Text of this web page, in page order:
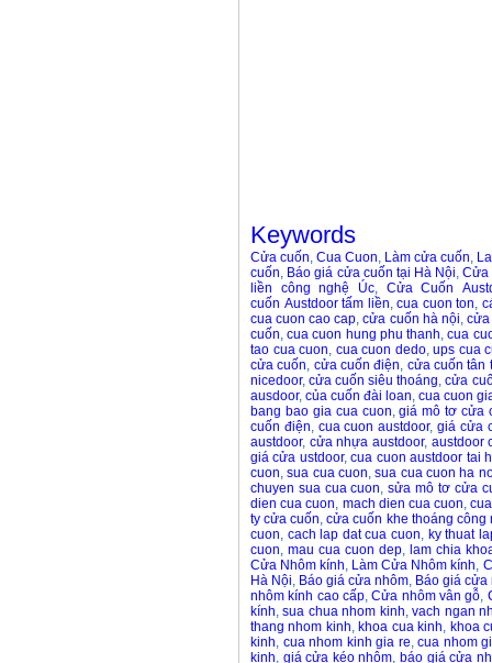
Keywords
Cửa cuốn,Cua Cuon, Làm cửa cuốn,
cuốn, Báo giá cửa cuốn tại Hà Nội,Cửa
liền công nghệ Úc, Cửa Cuốn
cuốn Austdoor tấm liền,cua cuon ton,
cua cuon cao cap,cửa cuốn hà nội, cửa
cuốn,cua cuon hung phu thanh,cua
tao cua cuon, cua cuon dedo,ups cua
cửa cuốn, cửa cuốn điện, cửa cuốn tân
nicedoor,cửa cuốn siêu thoáng,cửa
ausdoor,của cuốn đài loan,cua cuon
bang bao gia cua cuon,giá mô tơ cửa
cuốn điện, cua cuon austdoor,giá cửa
austdoor, cửa nhựa austdoor, austdoor
giá cửa ustdoor,cua cuon austdoor tai
cuon,sua cua cuon,sua cua cuon ha
chuyen sua cua cuon,sửa mô tơ cửa
dien cua cuon, mach dien cua cuon,
ty cửa cuốn,cửa cuốn khe thoáng công
cuon, cach lap dat cua cuon, ky thuat
cuon, mau cua cuon dep, lam chia
Cửa Nhôm kính, Làm Cửa Nhôm kính,
Hà Nội, Báo giá cửa nhôm, Báo giá cửa
nhôm kính cao cấp,Cửa nhôm vân gỗ,
kính,sua chua nhom kinh,vach ngan
thang nhom kinh, khoa cua kinh, khoa
kinh, cua nhom kinh gia re,cua nhom
kinh, giá cửa kéo nhôm, báo giá cửa